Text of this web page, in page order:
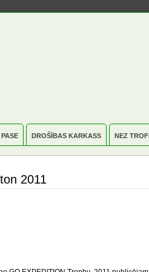
DROŠĪBAS KARKASS NEZ
2011